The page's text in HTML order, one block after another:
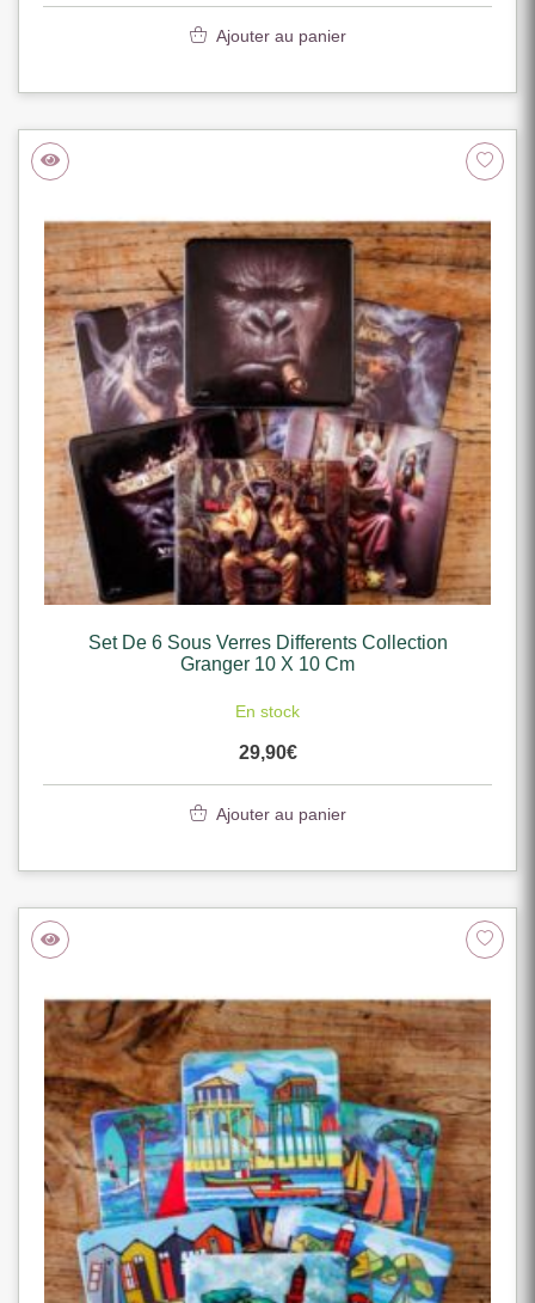
Ajouter au panier
Set De 6 Sous Verres Differents Collection
Granger 10 X 10 Cm
En stock
29,90€
Ajouter au panier